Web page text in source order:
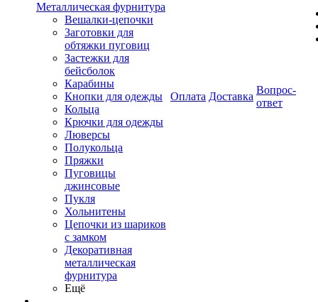
Металлическая фурнитура
Вешалки-цепочки
Заготовки для
обтяжки пуговиц
Застежки для
бейсболок
Карабины
Кнопки для одежды
Кольца
Крючки для одежды
Люверсы
Полукольца
Пряжки
Пуговицы
джинсовые
Пукля
Хольнитены
Цепочки из шариков
с замком
Декоративная
металлическая
фурнитура
Ещё
Оплата Доставка
Вопрос-
ответ